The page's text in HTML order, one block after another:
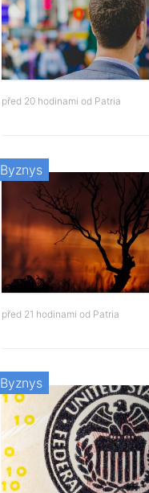
před 20 hodinami od Patria
Byznys
před 21 hodinami od Patria
Byznys